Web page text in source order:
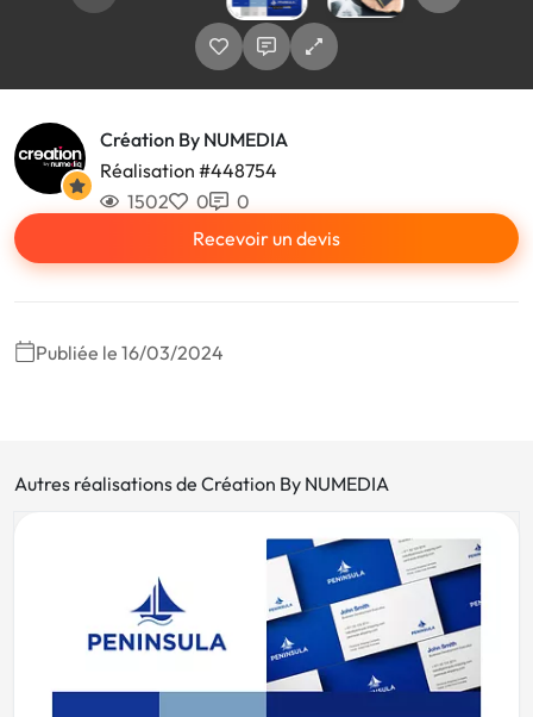
Création By NUMEDIA
Réalisation #448754
1502
0
0
Recevoir un devis
Publiée le 16/03/2024
Autres réalisations de Création By NUMEDIA